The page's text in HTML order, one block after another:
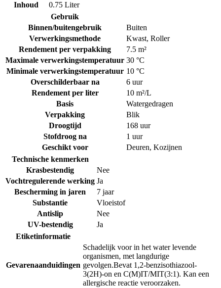
Inhoud
0.75 Liter
Gebruik
Binnen/buitengebruik
Buiten
Verwerkingsmethode
Kwast, Roller
Rendement per verpakking
7.5 m²
Maximale verwerkingstemperatuur 30 °C
Minimale verwerkingstemperatuur 10 °C
Overschilderbaar na
6 uur
Rendement per liter
10 m²/L
Basis
Watergedragen
Verpakking
Blik
Droogtijd
168 uur
Stofdroog na
1 uur
Geschikt voor
Deuren, Kozijnen
Technische kenmerken
Krasbestendig
Nee
Vochtregulerende werking Ja
Bescherming in jaren
7 jaar
Substantie
Vloeistof
Antislip
Nee
UV-bestendig
Ja
Etiketinformatie
Gevarenaanduidingen
Schadelijk voor in het water levende
organismen, met langdurige
gevolgen.Bevat 1,2-benzisothiazool-
3(2H)-on en C(M)IT/MIT(3:1). Kan een
allergische reactie veroorzaken.